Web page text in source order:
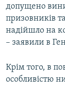
допущено
призовників
надійшло на
– заявили в
Крім того, в
особливістю